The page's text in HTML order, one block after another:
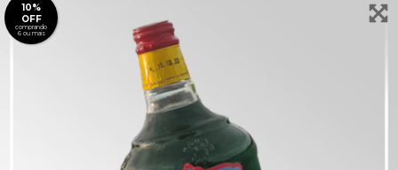
10%
OFF
comprando
6 ou mais